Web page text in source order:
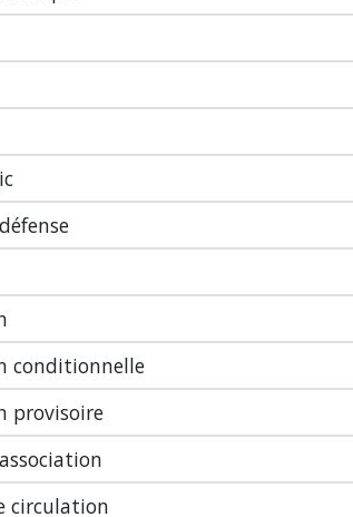
conditionnelle
provisoire
circulation